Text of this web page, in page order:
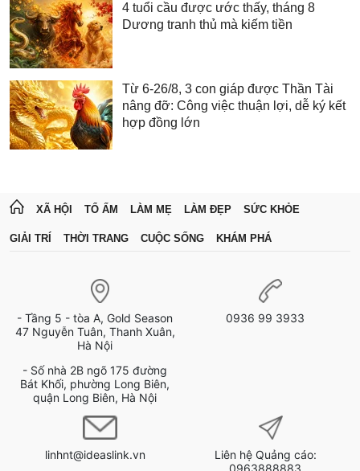
4 tuổi cầu được ước thấy, tháng 8
Dương tranh thủ mà kiếm tiền
Từ 6-26/8, 3 con giáp được Thần Tài
nâng đỡ: Công việc thuận lợi, dễ ký kết
hợp đồng lớn
XÃ HỘI TỔ ẤM LÀM MẸ LÀM ĐẸP SỨC KHỎE
GIẢI TRÍ THỜI TRANG CUỘC SỐNG KHÁM PHÁ
- Tầng 5 - tòa A, Gold Season
47 Nguyễn Tuân, Thanh Xuân,
Hà Nội
- Số nhà 2B ngõ 175 đường
Bát Khối, phường Long Biên,
quận Long Biên, Hà Nội
0936 99 3933
linhnt@ideaslink.vn
Liên hệ Quảng cáo: